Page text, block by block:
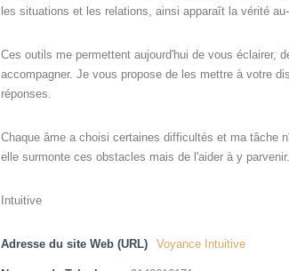
les situations et les relations, ainsi apparaît la vérité
Ces outils me permettent aujourd'hui de vous éclairer,
accompagner. Je vous propose de les mettre à votre
réponses.
Chaque âme a choisi certaines difficultés et ma tâche
elle surmonte ces obstacles mais de l'aider à y parvenir.
Intuitive
Adresse du site Web (URL) Voyance Intuitive